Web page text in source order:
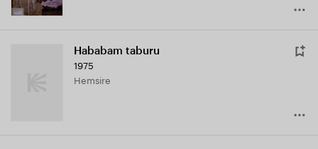
Hababam taburu
1975
Hemsire